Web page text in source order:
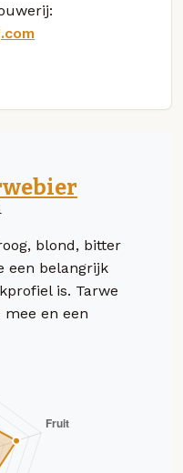
blond, bitter
een belangrijk
is. Tarwe
en een